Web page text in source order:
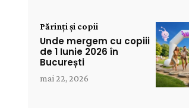
Părinți și copii
Unde mergem cu copiii
de 1 Iunie 2026 în
București
mai 22, 2026